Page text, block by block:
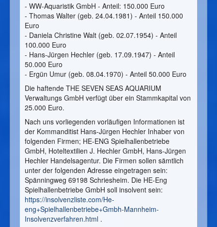
- WW-Aquaristik GmbH - Anteil: 150.000 Euro
- Thomas Walter (geb. 24.04.1981) - Anteil 150.000
Euro
- Daniela Christine Walt (geb. 02.07.1954) - Anteil
100.000 Euro
- Hans-Jürgen Hechler (geb. 17.09.1947) - Anteil
50.000 Euro
- Ergün Umur (geb. 08.04.1970) - Anteil 50.000 Euro
Die haftende THE SEVEN SEAS AQUARIUM
Verwaltungs GmbH verfügt über ein Stammkapital von
25.000 Euro.
Nach uns vorliegenden vorläufigen Informationen ist
der Kommanditist Hans-Jürgen Hechler Inhaber von
folgenden Firmen; HE-ENG Spielhallenbetriebe
GmbH, Hoteltextilien J. Hechler GmbH, Hans-Jürgen
Hechler Handelsagentur. Die Firmen sollen sämtlich
unter der folgenden Adresse eingetragen sein:
Spänningweg 69198 Schriesheim. Die HE-Eng
Spielhallenbetriebe GmbH soll insolvent sein:
https://insolvenzliste.com/He-
eng+Spielhallenbetriebe+Gmbh-Mannheim-
Insolvenzverfahren.html .